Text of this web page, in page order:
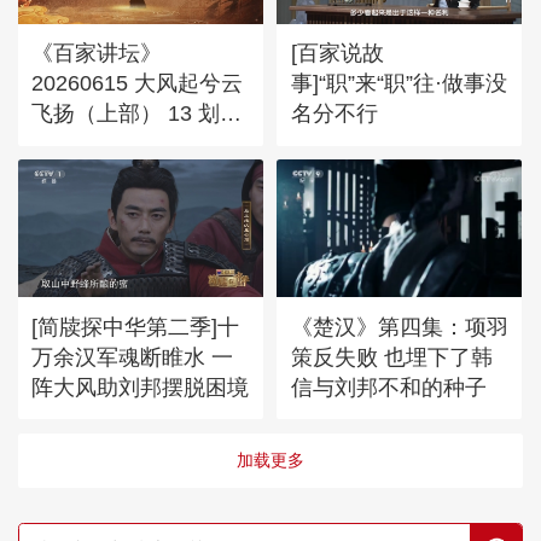
《百家讲坛》
20260615 大风起兮云
飞扬（上部） 13 划定
[百家说故
事]“职”来“职”往·做事没
名分不行
[简牍探中华第二季]十
万余汉军魂断睢水 一
阵大风助刘邦摆脱困境
《楚汉》第四集：项羽
策反失败 也埋下了韩
信与刘邦不和的种子
加载更多